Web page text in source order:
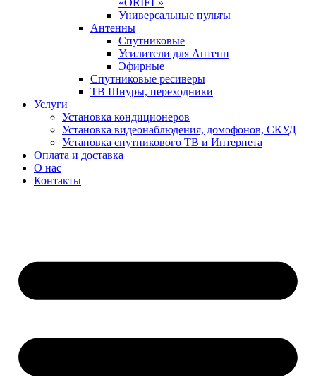
«ORIEL»
Универсальные пульты
Антенны
Спутниковые
Усилители для Антенн
Эфирные
Спутниковые ресиверы
ТВ Шнуры, переходники
Услуги
Установка кондиционеров
Установка видеонаблюдения, домофонов, СКУД
Установка спутникового ТВ и Интернета
Оплата и доставка
О нас
Контакты